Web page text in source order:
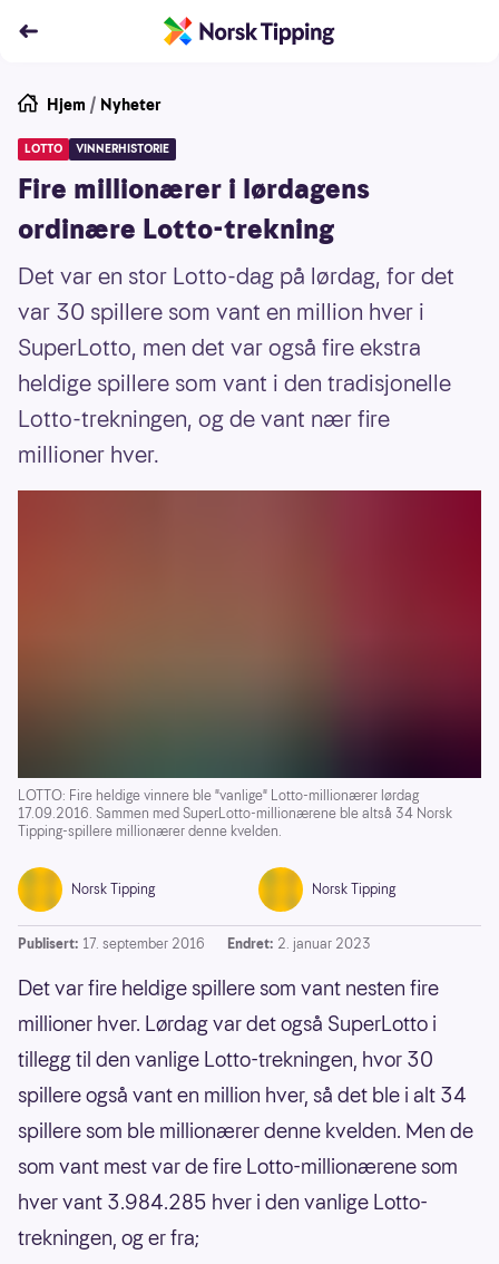
Hjem / Nyheter
LOTTO VINNERHISTORIE
Fire millionærer i lørdagens
ordinære Lotto-trekning
Det var en stor Lotto-dag på lørdag, for det
var 30 spillere som vant en million hver i
SuperLotto, men det var også fire ekstra
heldige spillere som vant i den tradisjonelle
Lotto-trekningen, og de vant nær fire
millioner hver.
LOTTO: Fire heldige vinnere ble "vanlige" Lotto-millionærer lørdag
17.09.2016. Sammen med SuperLotto-millionærene ble altså 34 Norsk
Tipping-spillere millionærer denne kvelden.
Norsk Tipping Norsk Tipping
Publisert: 17. september 2016 Endret: 2. januar 2023
Det var fire heldige spillere som vant nesten fire
millioner hver. Lørdag var det også SuperLotto i
tillegg til den vanlige Lotto-trekningen, hvor 30
spillere også vant en million hver, så det ble i alt 34
spillere som ble millionærer denne kvelden. Men de
som vant mest var de fire Lotto-millionærene som
hver vant 3.984.285 hver i den vanlige Lotto-
trekningen, og er fra;